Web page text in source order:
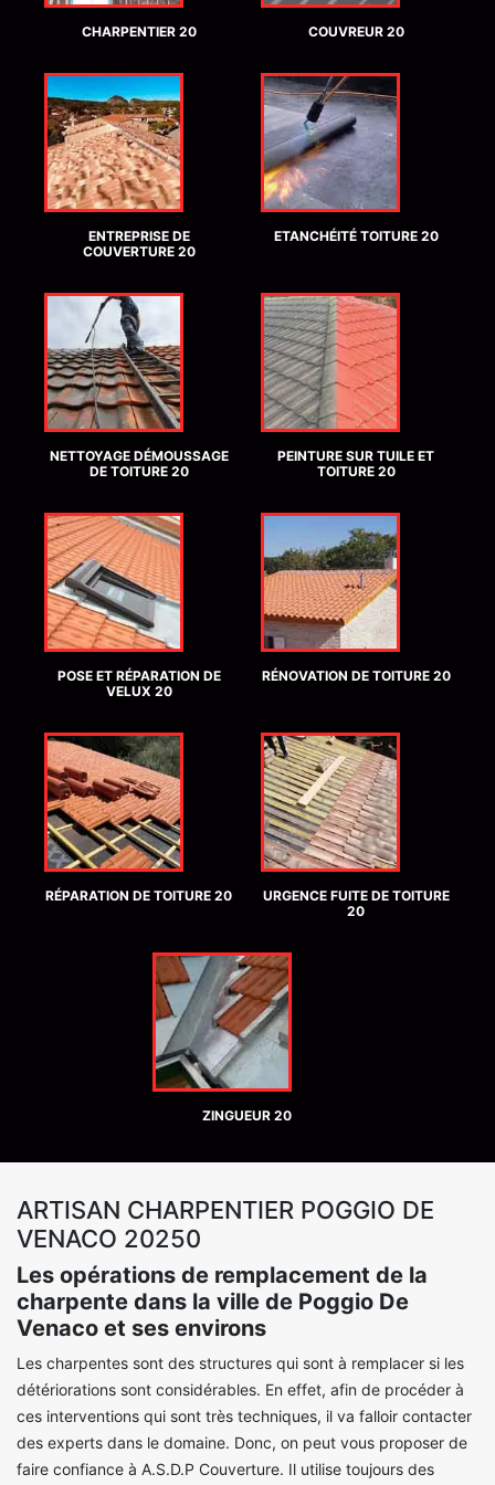
CHARPENTIER 20 COUVREUR 20
ENTREPRISE DE
COUVERTURE 20
ETANCHÉITÉ TOITURE 20
NETTOYAGE DÉMOUSSAGE
DE TOITURE 20
PEINTURE SUR TUILE ET
TOITURE 20
POSE ET RÉPARATION DE
VELUX 20
RÉNOVATION DE TOITURE 20
RÉPARATION DE TOITURE 20
URGENCE FUITE DE TOITURE
20
ZINGUEUR 20
ARTISAN CHARPENTIER POGGIO DE
VENACO 20250
Les opérations de remplacement de la
charpente dans la ville de Poggio De
Venaco et ses environs
Les charpentes sont des structures qui sont à remplacer si les
détériorations sont considérables. En effet, afin de procéder à
ces interventions qui sont très techniques, il va falloir contacter
des experts dans le domaine. Donc, on peut vous proposer de
faire confiance à A.S.D.P Couverture. Il utilise toujours des